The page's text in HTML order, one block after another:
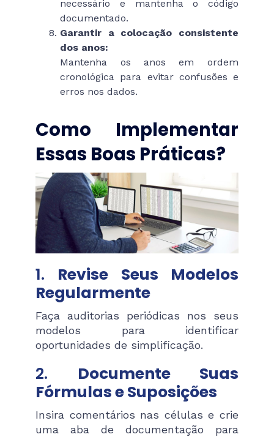
necessário e mantenha o código
documentado.
Garantir a colocação consistente
dos anos:
Mantenha os anos em ordem
cronológica para evitar confusões e
erros nos dados.
Como Implementar
Essas Boas Práticas?
1. Revise Seus Modelos
Regularmente
Faça auditorias periódicas nos seus
modelos para identificar
oportunidades de simplificação.
2. Documente Suas
Fórmulas e Suposições
Insira comentários nas células e crie
uma aba de documentação para